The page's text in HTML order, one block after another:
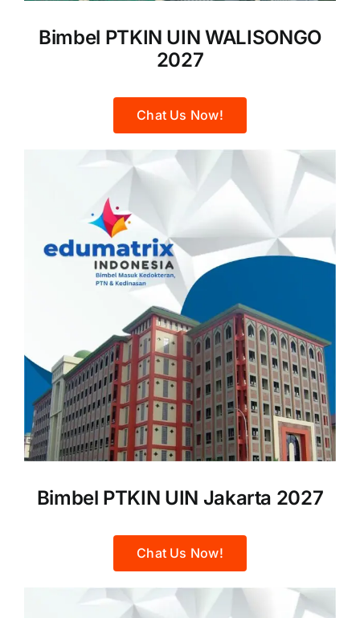
Bimbel PTKIN UIN WALISONGO
2027
Chat Us Now!
Bimbel PTKIN UIN Jakarta 2027
Chat Us Now!